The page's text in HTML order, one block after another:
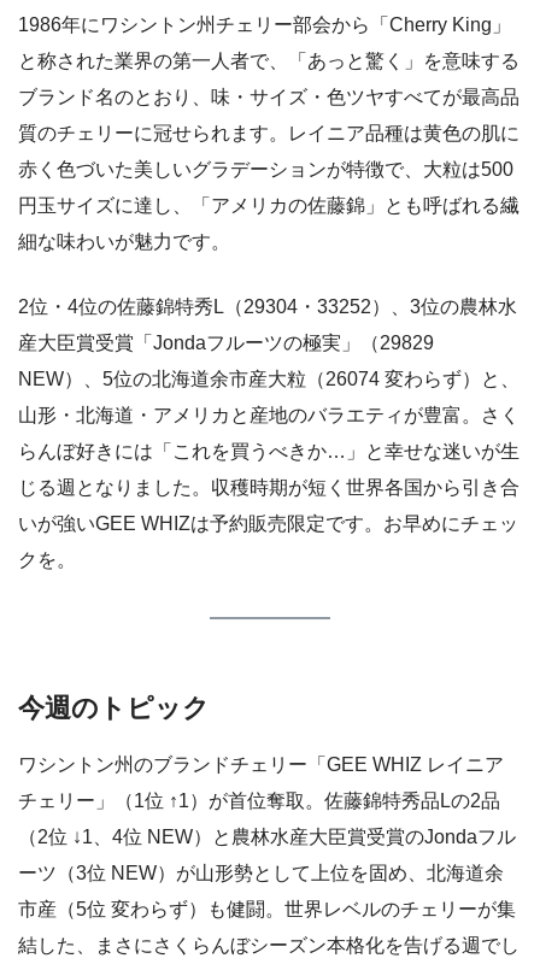
1986年にワシントン州チェリー部会から「Cherry King」
と称された業界の第一人者で、「あっと驚く」を意味する
ブランド名のとおり、味・サイズ・色ツヤすべてが最高品
質のチェリーに冠せられます。レイニア品種は黄色の肌に
赤く色づいた美しいグラデーションが特徴で、大粒は500
円玉サイズに達し、「アメリカの佐藤錦」とも呼ばれる繊
細な味わいが魅力です。
2位・4位の佐藤錦特秀L（29304・33252）、3位の農林水
産大臣賞受賞「Jondaフルーツの極実」（29829
NEW）、5位の北海道余市産大粒（26074 変わらず）と、
山形・北海道・アメリカと産地のバラエティが豊富。さく
らんぼ好きには「これを買うべきか…」と幸せな迷いが生
じる週となりました。収穫時期が短く世界各国から引き合
いが強いGEE WHIZは予約販売限定です。お早めにチェッ
クを。
今週のトピック
ワシントン州のブランドチェリー「GEE WHIZ レイニア
チェリー」（1位 ↑1）が首位奪取。佐藤錦特秀品Lの2品
（2位 ↓1、4位 NEW）と農林水産大臣賞受賞のJondaフル
ーツ（3位 NEW）が山形勢として上位を固め、北海道余
市産（5位 変わらず）も健闘。世界レベルのチェリーが集
結した、まさにさくらんぼシーズン本格化を告げる週でし